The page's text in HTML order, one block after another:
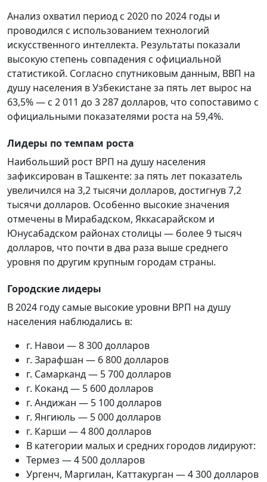
Анализ охватил период с 2020 по 2024 годы и
проводился с использованием технологий
искусственного интеллекта. Результаты показали
высокую степень совпадения с официальной
статистикой. Согласно спутниковым данным, ВВП на
душу населения в Узбекистане за пять лет вырос на
63,5% — с 2 011 до 3 287 долларов, что сопоставимо с
официальными показателями роста на 59,4%.
Лидеры по темпам роста
Наибольший рост ВРП на душу населения
зафиксирован в Ташкенте: за пять лет показатель
увеличился на 3,2 тысячи долларов, достигнув 7,2
тысячи долларов. Особенно высокие значения
отмечены в Мирабадском, Яккасарайском и
Юнусабадском районах столицы — более 9 тысяч
долларов, что почти в два раза выше среднего
уровня по другим крупным городам страны.
Городские лидеры
В 2024 году самые высокие уровни ВРП на душу
населения наблюдались в:
г. Навои — 8 300 долларов
г. Зарафшан — 6 800 долларов
г. Самарканд — 5 700 долларов
г. Коканд — 5 600 долларов
г. Андижан — 5 100 долларов
г. Янгиюль — 5 000 долларов
г. Карши — 4 800 долларов
В категории малых и средних городов лидируют:
Термез — 4 500 долларов
Ургенч, Маргилан, Каттакурган — 4 300 долларов